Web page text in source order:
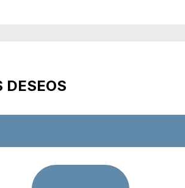
DESEOS